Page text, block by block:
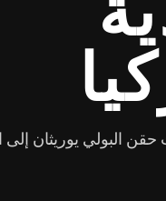
حقن البولي يوريثان إلى